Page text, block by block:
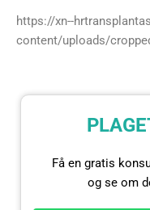
https://xn--
content/uploads/
Få en gratis
og se om